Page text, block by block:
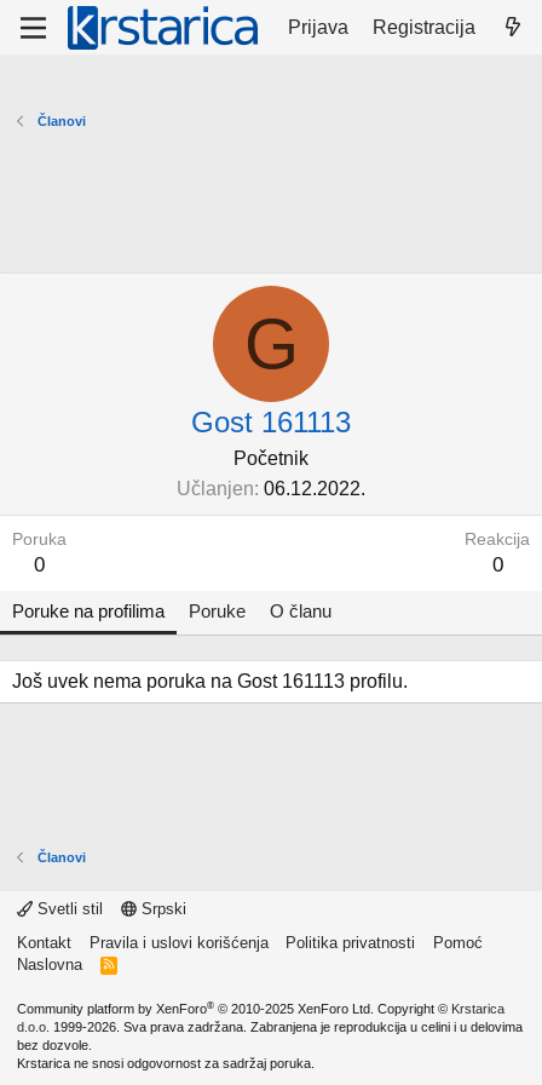
Prijava Registracija
Članovi
G
Gost 161113
Početnik
Učlanjen 06.12.2022.
Poruka
0
Reakcija
0
Poruke na profilima Poruke O članu
Još uvek nema poruka na Gost 161113 profilu.
Članovi
Svetli stil
Srpski
Kontakt
Pravila i uslovi korišćenja Politika privatnosti
Pomoć
Naslovna
R
Community platform by XenForo® © 2010-2025 XenForo Ltd. Copyright © Krstarica
d.o.o. 1999-2026. Sva prava zadržana. Zabranjena je reprodukcija u celini i u delovima
bez dozvole.
Krstarica ne snosi odgovornost za sadržaj poruka.